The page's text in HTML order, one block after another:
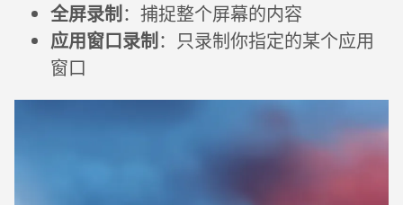
全屏录制：捕捉整个屏幕的内容
应用窗口录制：只录制你指定的某个应用
窗口